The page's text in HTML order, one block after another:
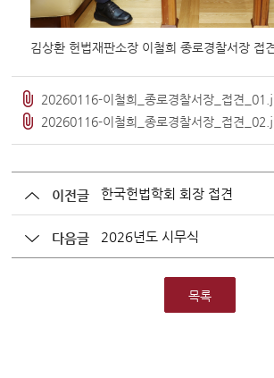
김상환 헌법재판소장 이철희 종로경찰서장 접
20260116-이철희_종로경찰서장_접견
20260116-이철희_종로경찰서장_접견
이전글 한국헌법학회 회장 접견
다음글 2026년도 시무식
목록